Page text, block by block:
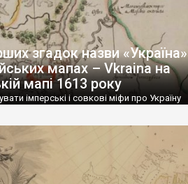
згадок назви «Україна»
мапах – Vkraina на
мапі 1613 року
імперські і совкові міфи про Україну
на свій час геніальна, карта 1613
В ті часи, дуже коштовна і надзвичайно
Фундаментальну роботу над нею
князь Миколай Криштоф Радзивіл ще
отримав княжий стіл, відправивши […]